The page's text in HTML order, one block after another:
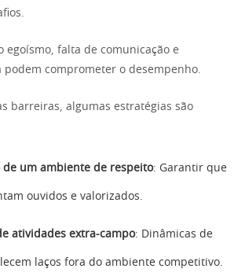
egoísmo, falta de comunicação e
comprometer o desempenho.
barreiras, algumas estratégias são
de um ambiente de respeito: Garantir que
ouvidos e valorizados.
atividades extra-campo: Dinâmicas de
laços fora do ambiente competitivo.